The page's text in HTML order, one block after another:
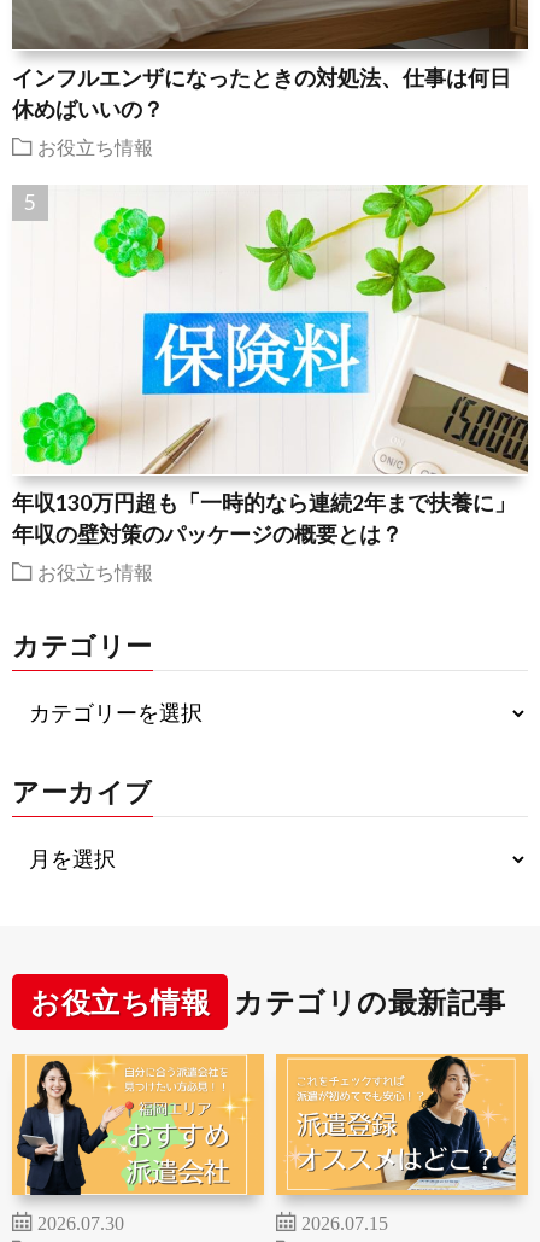
インフルエンザになったときの対処法、仕事は何日
休めばいいの？
お役立ち情報
年収130万円超も「一時的なら連続2年まで扶養に」
年収の壁対策のパッケージの概要とは？
お役立ち情報
カテゴリー
アーカイブ
お役立ち情報 カテゴリの最新記事
2026.07.30
2026.07.15